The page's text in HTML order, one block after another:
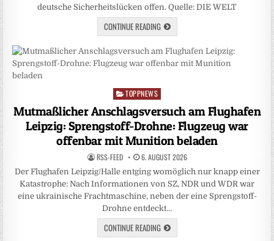
deutsche Sicherheitslücken offen. Quelle: DIE WELT
CONTINUE READING
Posted
in
TOPPNEWS
Mutmaßlicher Anschlagsversuch am Flughafen
Leipzig: Sprengstoff-Drohne: Flugzeug war
offenbar mit Munition beladen
RSS-FEED 6. AUGUST 2026
Der Flughafen Leipzig/Halle entging womöglich nur knapp einer
Katastrophe: Nach Informationen von SZ, NDR und WDR war
eine ukrainische Frachtmaschine, neben der eine Sprengstoff-
Drohne entdeckt…
CONTINUE READING